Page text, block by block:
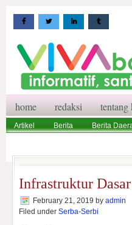
home redaksi tentang
Artikel Berita Berita
Infrastruktur
February 21, 2019 by admin
Filed under Serba-Serbi